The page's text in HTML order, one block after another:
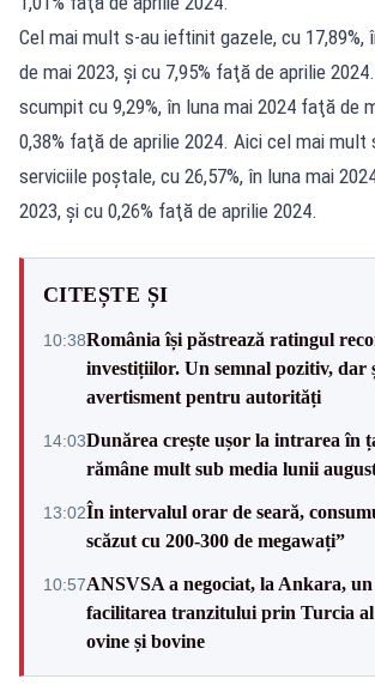
Cel mai mult s-au ieftinit gazele, cu 17,89%,
de mai 2023, şi cu 7,95% faţă de aprilie
scumpit cu 9,29%, în luna mai 2024 faţă de
0,38% faţă de aprilie 2024. Aici cel mai mult
serviciile poştale, cu 26,57%, în luna mai
2023, şi cu 0,26% faţă de aprilie 2024.
CITEȘTE ȘI
10:38România își păstrează ratingul
investițiilor. Un semnal pozitiv, dar
avertisment pentru autorități
14:03Dunărea crește ușor la intrarea în
rămâne mult sub media lunii
13:02În intervalul orar de seară,
scăzut cu 200-300 de megawați”
10:57ANSVSA a negociat, la Ankara,
facilitarea tranzitului prin Turcia al
ovine și bovine